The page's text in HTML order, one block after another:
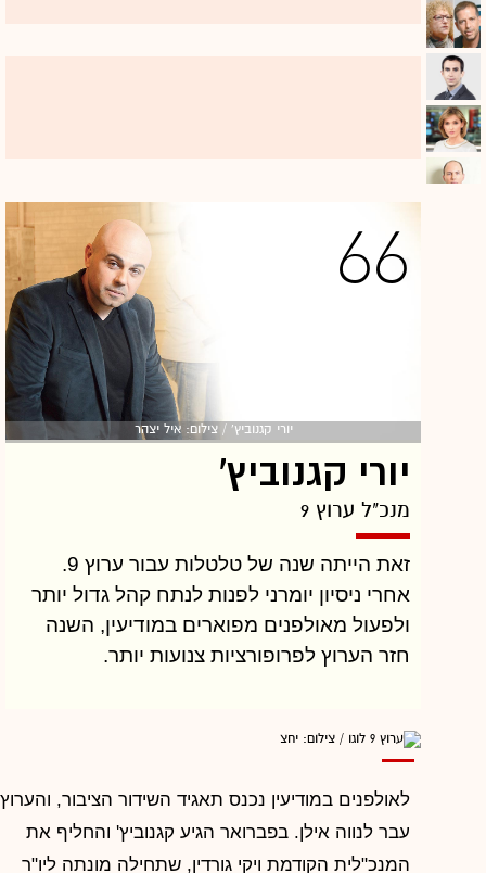
מימרן, ובהמשך נרשם גם המהפך בסקר ה-TGI,
וקול חי הפך לבעל חשיפה גדולה יותר
משמעותית מהמתחרה, נתונים שנשמרו גם
השנה. שתי תחנות הרדיו שפונות כיום לציבור
החרדים הספרדים, קשורות באופן הדוק למדי
לפוליטיקאים חרדים, כשהפרישה של אלי ישי
מש"ס לקראת הבחירות האחרונות השפיעה גם
עליהן, והיא זו שלמעשה דחקה את שני כוכבי קול
ברמה אל זרועות המתחרה. לאחרונה אף חשף
דרעי מאנשי קול ברמה, שזוהה בבחירות עם ישי,
כדי להסיר חרם מפרסמים שהוטל על התחנה.
יונתן כיתאין
יורי קגנוביץ' / צילום: איל יצהר
66
יורי קגנוביץ'
מנכ"ל ערוץ 9
זאת הייתה שנה של טלטלות עבור ערוץ 9.
אחרי ניסיון יומרני לפנות לנתח קהל גדול יותר
ולפעול מאולפנים מפוארים במודיעין, השנה
חזר הערוץ לפרופורציות צנועות יותר.
לאולפנים במודיעין נכנס תאגיד השידור הציבור, והערוץ
עבר לנווה אילן. בפברואר הגיע קגנוביץ' והחליף את
המנכ"לית הקודמת ויקי גורדין, שתחילה מונתה ליו"ר